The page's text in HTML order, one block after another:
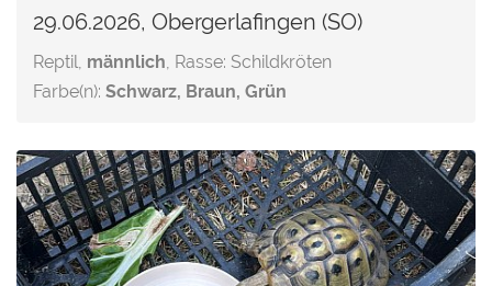
29.06.2026, Obergerlafingen (SO)
Reptil, männlich, Rasse: Schildkröten
Farbe(n): Schwarz, Braun, Grün